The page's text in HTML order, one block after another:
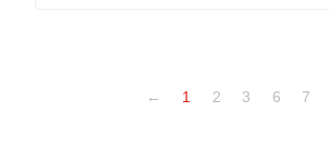
← 1 2 3 6 7